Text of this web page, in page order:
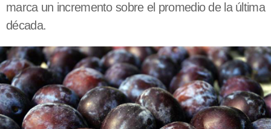
marca un incremento sobre el promedio de la última
década.